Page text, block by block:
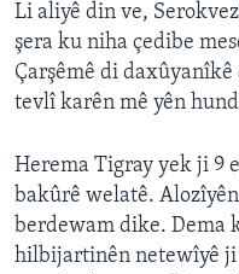
Li aliyê din ve,
şera ku niha çedibe
Çarşêmê di
tevlî karên mê yên
Herema Tigray yek ji 9
bakûrê welatê.
berdewam dike. Dema
hilbijartinên netewîyê ji